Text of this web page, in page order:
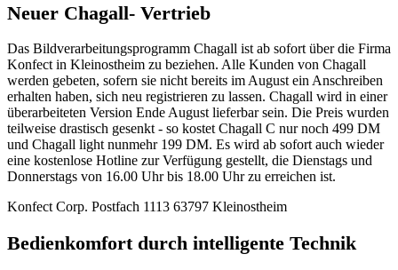
Neuer Chagall- Vertrieb
Das Bildverarbeitungsprogramm Chagall ist ab sofort über die Firma
Konfect in Kleinostheim zu beziehen. Alle Kunden von Chagall
werden gebeten, sofern sie nicht bereits im August ein Anschreiben
erhalten haben, sich neu registrieren zu lassen. Chagall wird in einer
überarbeiteten Version Ende August lieferbar sein. Die Preis wurden
teilweise drastisch gesenkt - so kostet Chagall C nur noch 499 DM
und Chagall light nunmehr 199 DM. Es wird ab sofort auch wieder
eine kostenlose Hotline zur Verfügung gestellt, die Dienstags und
Donnerstags von 16.00 Uhr bis 18.00 Uhr zu erreichen ist.
Konfect Corp. Postfach 1113 63797 Kleinostheim
Bedienkomfort durch intelligente Technik